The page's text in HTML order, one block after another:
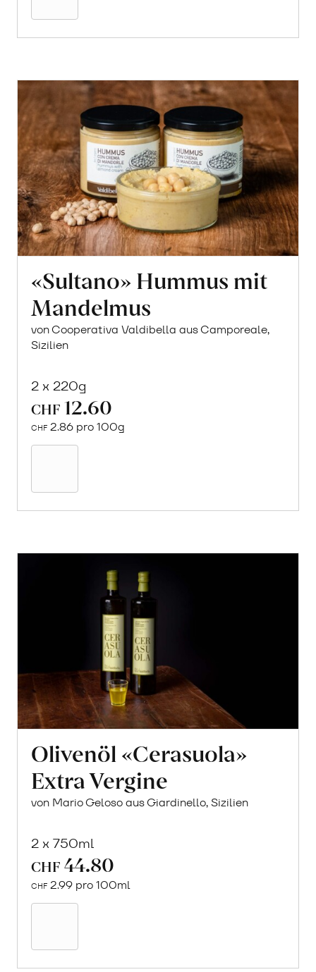
«Sultano» Hummus mit
Mandelmus
von Cooperativa Valdibella aus Camporeale,
Sizilien
2 x 220g
CHF 12.60
CHF 2.86 pro 100g
Olivenöl «Cerasuola»
Extra Vergine
von Mario Geloso aus Giardinello, Sizilien
2 x 750ml
CHF 44.80
CHF 2.99 pro 100ml